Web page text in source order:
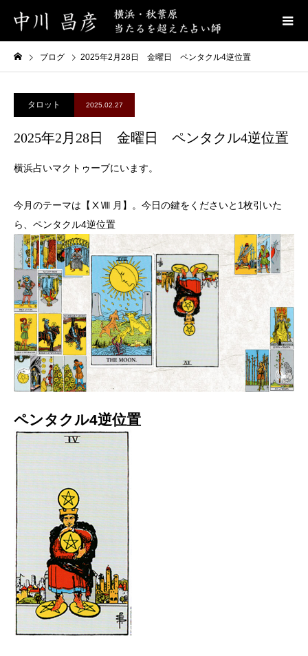
ブログ 2025年2月28日 金曜日 ペンタクル4逆位置
タロット 2025.02.27
2025年2月28日 金曜日 ペンタクル4逆位置
横浜占いマクトゥーブにいます。
今月のテーマは【ⅩⅧ 月】。今日の鍵をくださいと1枚引いた
ら、ペンタクル4逆位置
ペンタクル4逆位置